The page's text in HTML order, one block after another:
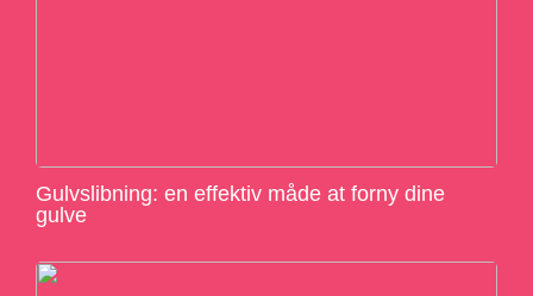
Gulvslibning: en effektiv måde at forny dine
gulve